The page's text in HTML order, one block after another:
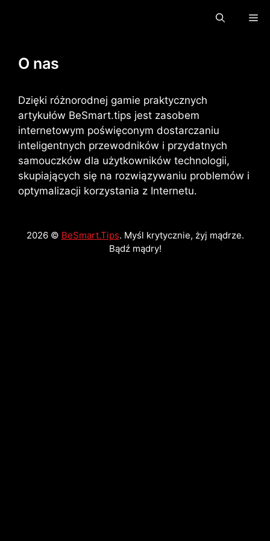
O nas
Dzięki różnorodnej gamie praktycznych
artykułów BeSmart.tips jest zasobem
internetowym poświęconym dostarczaniu
inteligentnych przewodników i przydatnych
samouczków dla użytkowników technologii,
skupiających się na rozwiązywaniu problemów i
optymalizacji korzystania z Internetu.
2026 © BeSmart.Tips. Myśl krytycznie, żyj mądrze.
Bądź mądry!